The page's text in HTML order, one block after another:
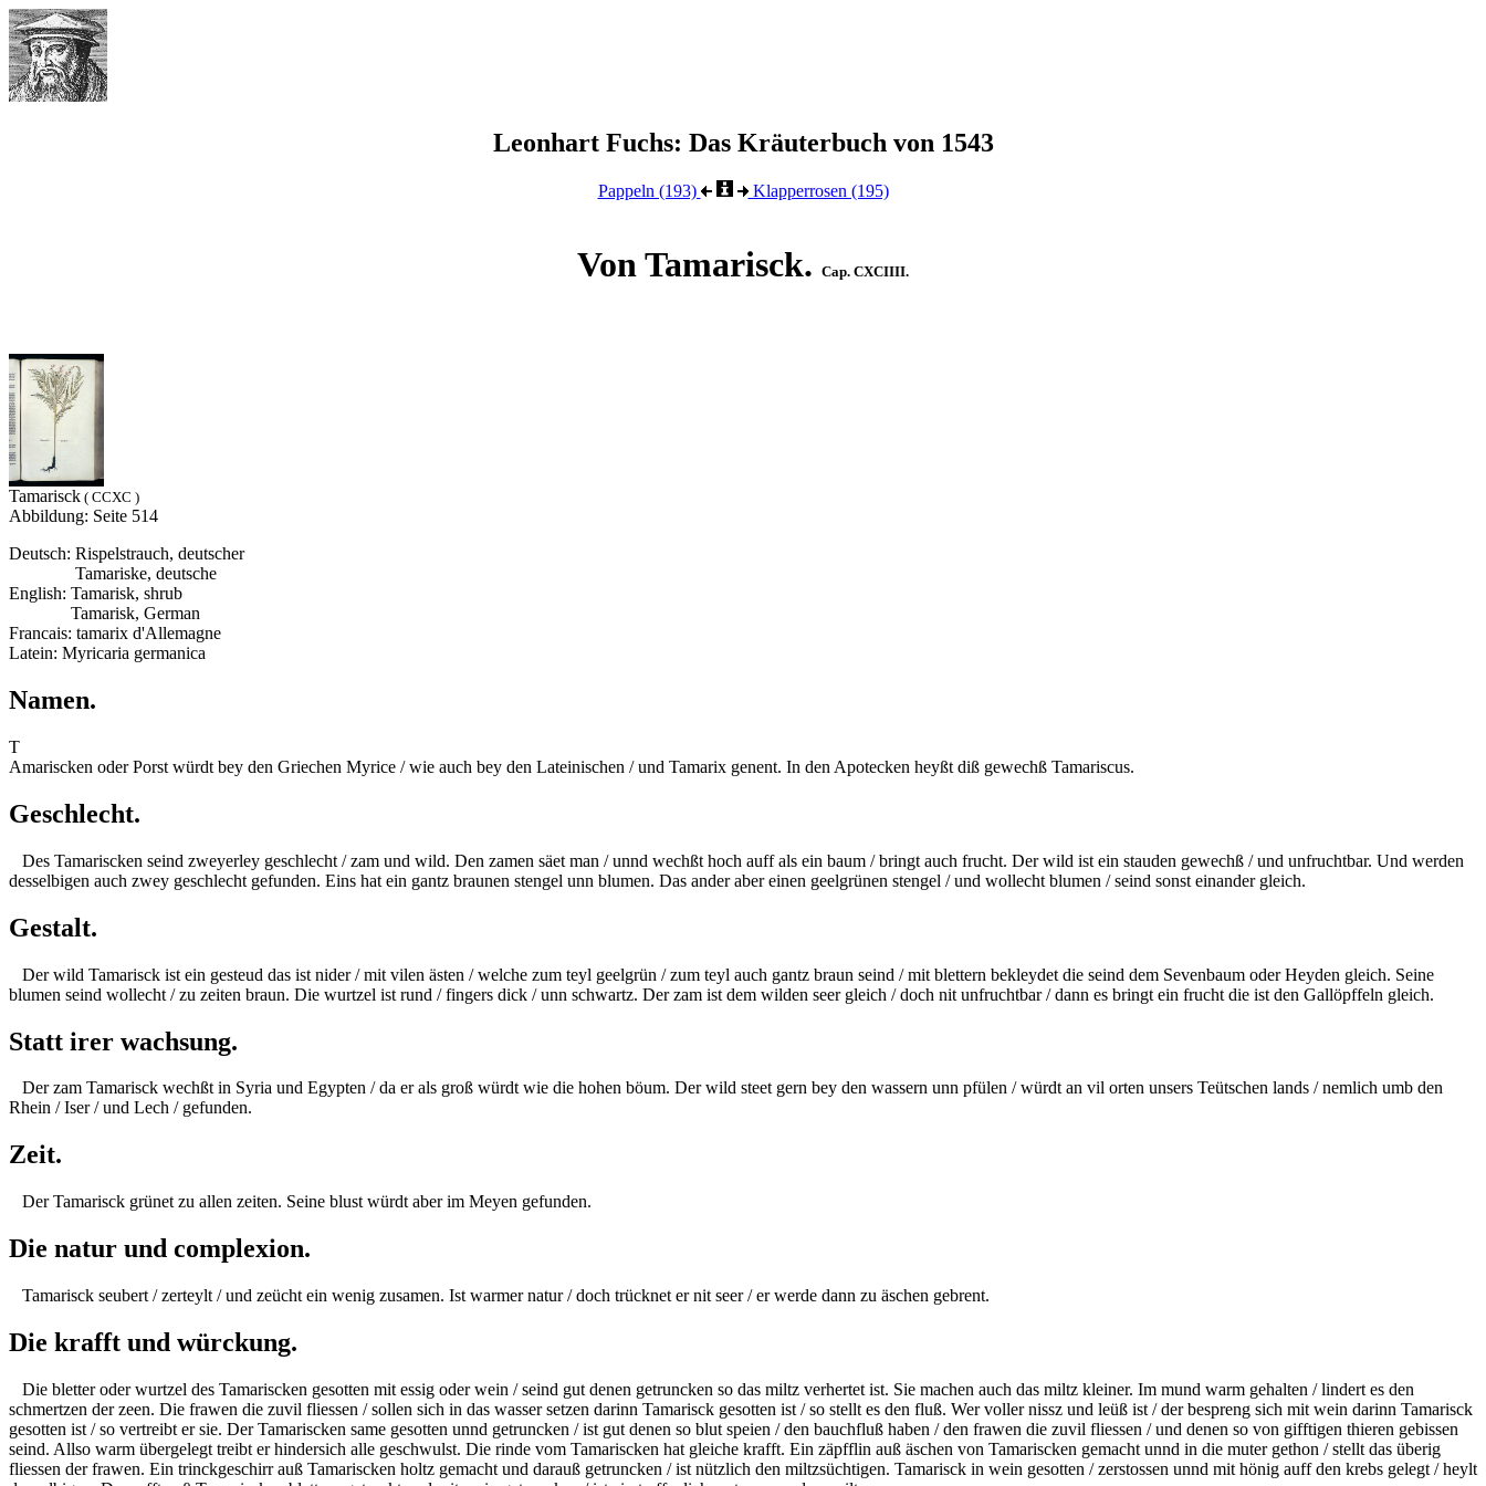
Leonhart Fuchs: Das Kräuterbuch von 1543
Pappeln (193) Klapperrosen (195)
Von Tamarisck. Cap. CXCIIII.
Tamarisck ( CCXC )
Abbildung: Seite 514
Deutsch: Rispelstrauch, deutscher
Tamariske, deutsche
English: Tamarisk, shrub
Tamarisk, German
Francais: tamarix d'Allemagne
Latein: Myricaria germanica
Namen.
T
Amariscken oder Porst würdt bey den Griechen Myrice / wie auch bey den Lateinischen / und Tamarix genent. In den Apotecken heyßt diß gewechß Tamariscus.
Geschlecht.
Des Tamariscken seind zweyerley geschlecht / zam und wild. Den zamen säet man / unnd wechßt hoch auff als ein baum / bringt auch frucht. Der wild ist ein stauden gewechß / und unfruchtbar. Und werden
desselbigen auch zwey geschlecht gefunden. Eins hat ein gantz braunen stengel unn blumen. Das ander aber einen geelgrünen stengel / und wollecht blumen / seind sonst einander gleich.
Gestalt.
Der wild Tamarisck ist ein gesteud das ist nider / mit vilen ästen / welche zum teyl geelgrün / zum teyl auch gantz braun seind / mit blettern bekleydet die seind dem Sevenbaum oder Heyden gleich. Seine
blumen seind wollecht / zu zeiten braun. Die wurtzel ist rund / fingers dick / unn schwartz. Der zam ist dem wilden seer gleich / doch nit unfruchtbar / dann es bringt ein frucht die ist den Gallöpffeln gleich.
Statt irer wachsung.
Der zam Tamarisck wechßt in Syria und Egypten / da er als groß würdt wie die hohen böum. Der wild steet gern bey den wassern unn pfülen / würdt an vil orten unsers Teütschen lands / nemlich umb den
Rhein /Iser/ und Lech / gefunden.
Zeit.
Der Tamarisck grünet zu allen zeiten. Seine blust würdt aber im Meyen gefunden.
Die natur und complexion.
Tamarisck seubert / zerteylt / und zeücht ein wenig zusamen. Ist warmer natur / doch trücknet er nit seer / er werde dann zu äschen gebrent.
Die krafft und würckung.
Die bletter oder wurtzel des Tamariscken gesotten mit essig oder wein / seind gut denen getruncken so das miltz verhertet ist. Sie machen auch das miltz kleiner. Im mund warm gehalten / lindert es den
schmertzen der zeen. Die frawen die zuvil fliessen / sollen sich in das wasser setzen darinn Tamarisck gesotten ist / so stellt es den fluß. Wer vollernissz und leüß ist / der bespreng sich mit wein darinn Tamarisck
gesotten ist / so vertreibt er sie. Der Tamariscken same gesotten unnd getruncken / ist gut denen so blut speien / den bauchfluß haben / den frawen die zuvil fliessen / und denen so von gifftigen thieren gebissen
seind. Allso warm übergelegt treibt er hindersich alle geschwulst. Die rinde vom Tamariscken hat gleiche krafft. Ein zäpfflin auß äschen von Tamariscken gemacht unnd in die mutergethon / stellt das überig
fliessen der frawen. Ein trinckgeschirr auß Tamariscken holtz gemacht und darauß getruncken / ist nützlich den miltzsüchtigen. Tamarisck in wein gesotten / zerstossen unnd mit hönig auff den krebs gelegt / heylt